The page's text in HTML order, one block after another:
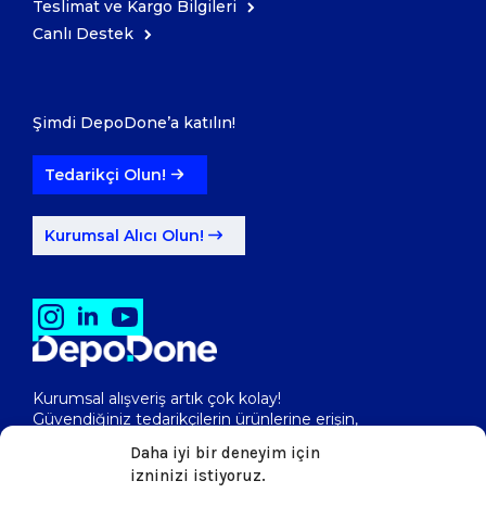
Daha iyi bir deneyim için
izninizi istiyoruz.
Kurumsal alışveriş artık çok kolay!
Güvendiğiniz tedarikçilerin ürünlerine erişin,
Teslimat ve Kargo Bilgileri
Canlı Destek
Şimdi DepoDone’a katılın!
Tedarikçi Olun!
Kurumsal Alıcı Olun!